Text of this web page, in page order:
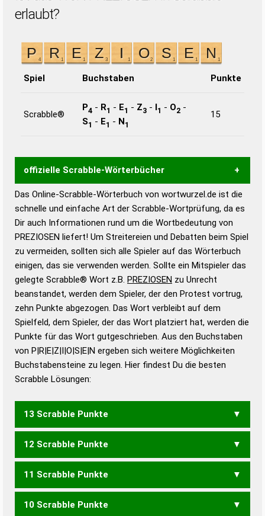
erlaubt?
Spiel Buchstaben Punkte
Scrabble®
P4 - R1 - E1 - Z3 - I1 - O2 -
S1 - E1 - N1
15
offizielle Scrabble-Wörterbücher
Wortwurzel liefert mit Hilfe eines semantischen
Wortanalyse-Algorithmus gute Anhaltspunkte zu
Wortbedeutung, Worttrennung und Wortform, um die
Gültigkeit eines Wortes für das Scrabble-Spiel zu
bestimmen!
zugelassene Turnier Scrabble-
Wörterbücher sind:
Duden – Standardwerk in 12 Bänden
Duden – Richtiges und gutes
Deutsch
Duden – Die deutsche Grammatik
Duden – Deutsches
Das Online-Scrabble-Wörterbuch von wortwurzel.de ist die
schnelle und einfache Art der Scrabble-Wortprüfung, da es
Dir auch Informationen rund um die Wortbedeutung von
PREZIOSEN liefert! Um Streitereien und Debatten beim Spiel
zu vermeiden, sollten sich alle Spieler auf das Wörterbuch
einigen, das sie verwenden werden. Sollte ein Mitspieler das
gelegte Scrabble® Wort z.B. PREZIOSEN zu Unrecht
beanstandet, werden dem Spieler, der den Protest vortrug,
zehn Punkte abgezogen. Das Wort verbleibt auf dem
Spielfeld, dem Spieler, der das Wort platziert hat, werden die
Punkte für das Wort gutgeschrieben. Aus den Buchstaben
von P|R|E|Z|I|O|S|E|N ergeben sich weitere Möglichkeiten
Buchstabensteine zu legen. Hier findest Du die besten
Scrabble Lösungen:
13 Scrabble Punkte
SPREIZEN
12 Scrabble Punkte
SPENZER SPREIZE SPRENZE
11 Scrabble Punkte
SPREIZ SPRENZ ZIEPEN
10 Scrabble Punkte